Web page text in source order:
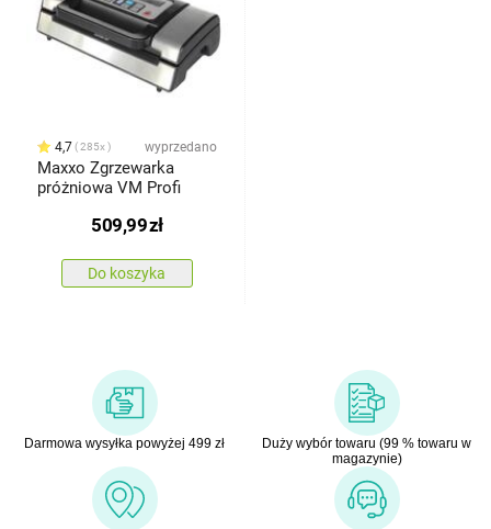
4,7 285x wyprzedano
Maxxo Zgrzewarka
próżniowa VM Profi
509,99zł
Do koszyka
Darmowa wysyłka powyżej 499 zł
Duży wybór towaru (99 % towaru w
magazynie)